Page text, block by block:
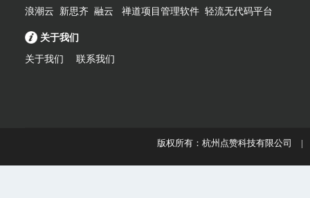
浪潮云
新思齐 融云 禅道项目管理软件 轻流无代码平台
关于我们
关于我们 联系我们
版权所有：杭州点赞科技有限公司